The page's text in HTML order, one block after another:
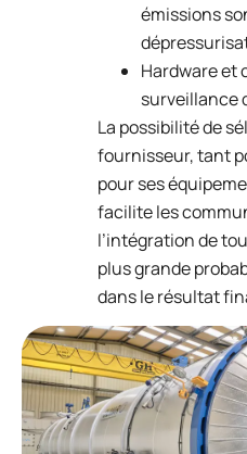
émissions
Hardware et
surveillance
La possibilité de
fournisseur, tant
pour ses
facilite les
l’intégration de
plus grande
dans le résultat